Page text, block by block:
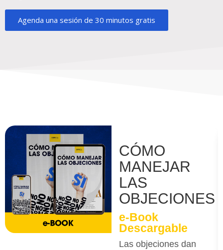
Agenda una sesión de 30 minutos gratis
CÓMO
MANEJAR
LAS
OBJECIONES
e-Book
Descargable
Las objeciones dan